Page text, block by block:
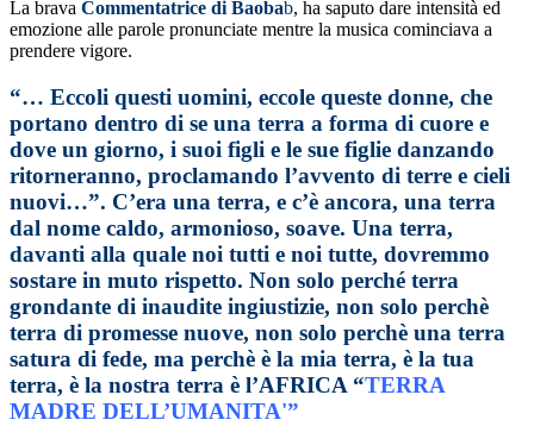
La brava Commentatrice di Baobab, ha saputo dare intensità ed
emozione alle parole pronunciate mentre la musica cominciava a
prendere vigore.
“… Eccoli questi uomini, eccole queste donne, che
portano dentro di se una terra a forma di cuore e
dove un giorno, i suoi figli e le sue figlie danzando
ritorneranno, proclamando l’avvento di terre e cieli
nuovi…”. C’era una terra, e c’è ancora, una terra
dal nome caldo, armonioso, soave. Una terra,
davanti alla quale noi tutti e noi tutte, dovremmo
sostare in muto rispetto. Non solo perché terra
grondante di inaudite ingiustizie, non solo perchè
terra di promesse nuove, non solo perchè una terra
satura di fede, ma perchè è la mia terra, è la tua
terra, è la nostra terra è l’AFRICA “TERRA
MADRE DELL’UMANITA'”